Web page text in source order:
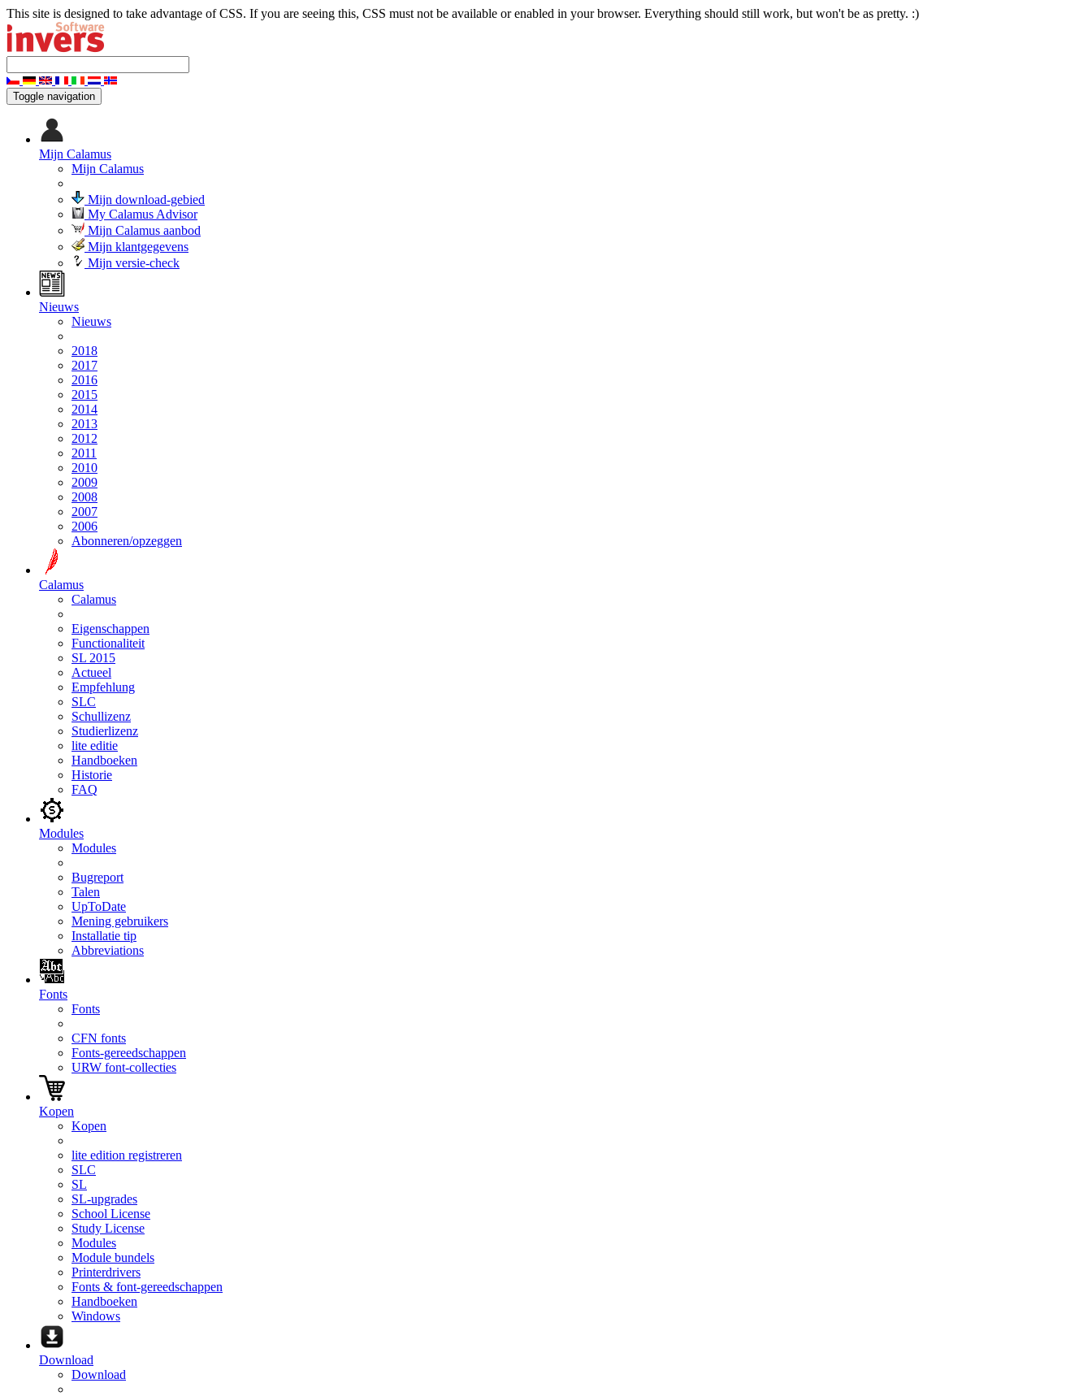
This site is designed to take advantage of CSS. If you are seeing this, CSS must not be available or enabled in your browser. Everything should still work, but won't be as pretty. :)
Toggle navigation
Mijn Calamus
Mijn Calamus
Mijn download-gebied
My Calamus Advisor
Mijn Calamus aanbod
Mijn klantgegevens
Mijn versie-check
Nieuws
Nieuws
2018
2017
2016
2015
2014
2013
2012
2011
2010
2009
2008
2007
2006
Abonneren/opzeggen
Calamus
Calamus
Eigenschappen
Functionaliteit
SL 2015
Actueel
Empfehlung
SLC
Schullizenz
Studierlizenz
lite editie
Handboeken
Historie
FAQ
Modules
Modules
Bugreport
Talen
UpToDate
Mening gebruikers
Installatie tip
Abbreviations
Fonts
Fonts
CFN fonts
Fonts-gereedschappen
URW font-collecties
Kopen
Kopen
lite edition registreren
SLC
SL
SL-upgrades
School License
Study License
Modules
Module bundels
Printerdrivers
Fonts & font-gereedschappen
Handboeken
Windows
Download
Download